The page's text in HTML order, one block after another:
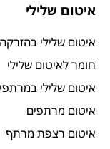
איטום שלילי
איטום שלילי בהזרקה
חומר לאיטום שלילי
איטום שלילי
איטום מרתפים
איטום רצפת מרתף